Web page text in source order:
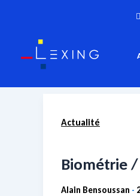
contenu
Actualité
Biométrie
Alain Bensoussan -